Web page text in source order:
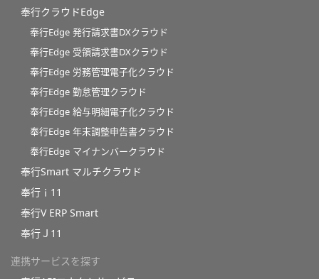
奉行クラウドEdge
奉行Edge 発行請求書DXクラウド
奉行Edge 受領請求書DXクラウド
奉行Edge 労務管理電子化クラウド
奉行Edge 勤怠管理クラウド
奉行Edge 給与明細電子化クラウド
奉行Edge 年末調整申告書クラウド
奉行Edge マイナンバークラウド
奉行Smart マルチクラウド
奉行ｉ11
奉行V ERP Smart
奉行Ｊ11
連携サービスを探す